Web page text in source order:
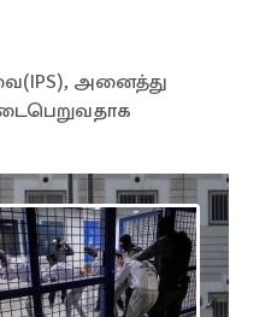
அனைத்து